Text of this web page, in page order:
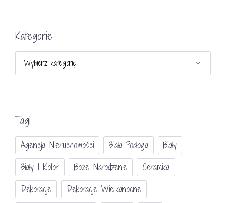
Kategorie
Tagi
Agencja Nieruchomości Biała Podłoga
Biały
Biały I Kolor
Boże Narodzenie
Ceramika
Dekoracje
Dekoracje Wielkanocne